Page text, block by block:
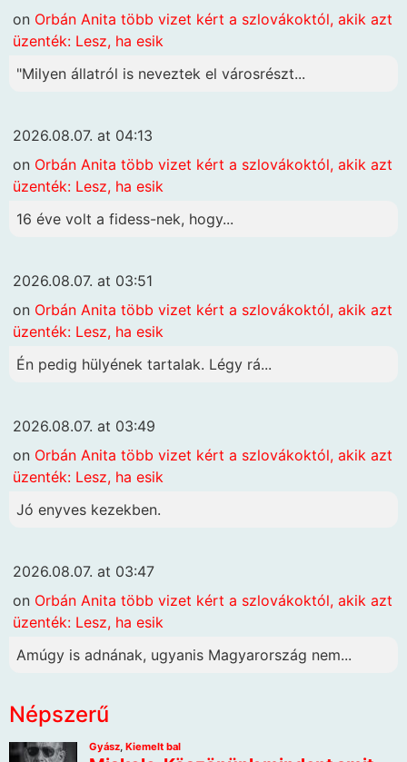
on Orbán Anita több vizet kért a szlovákoktól, akik azt
üzenték: Lesz, ha esik
"Milyen állatról is neveztek el városrészt...
2026.08.07. at 04:13
on Orbán Anita több vizet kért a szlovákoktól, akik azt
üzenték: Lesz, ha esik
16 éve volt a fidess-nek, hogy...
2026.08.07. at 03:51
on Orbán Anita több vizet kért a szlovákoktól, akik azt
üzenték: Lesz, ha esik
Én pedig hülyének tartalak. Légy rá...
2026.08.07. at 03:49
on Orbán Anita több vizet kért a szlovákoktól, akik azt
üzenték: Lesz, ha esik
Jó enyves kezekben.
2026.08.07. at 03:47
on Orbán Anita több vizet kért a szlovákoktól, akik azt
üzenték: Lesz, ha esik
Amúgy is adnának, ugyanis Magyarország nem...
Népszerű